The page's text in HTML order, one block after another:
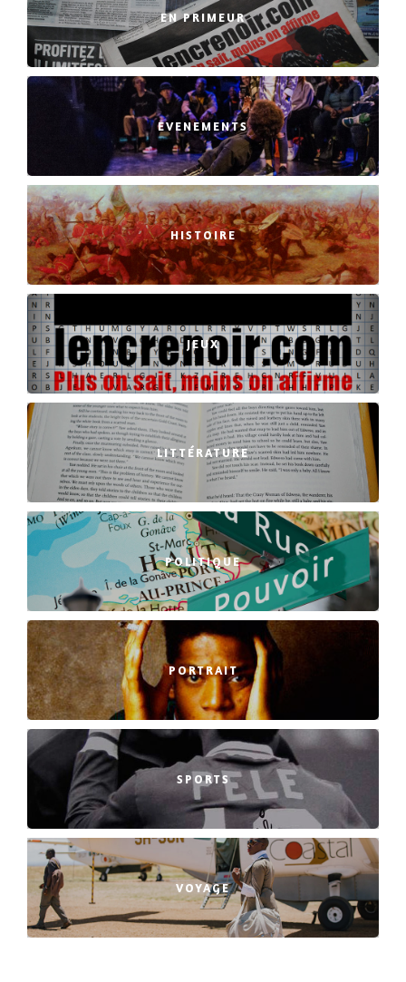
EN PRIMEUR
EVENEMENTS
HISTOIRE
JEUX
LITTÉRATURE
POLITIQUE
PORTRAIT
SPORTS
VOYAGE